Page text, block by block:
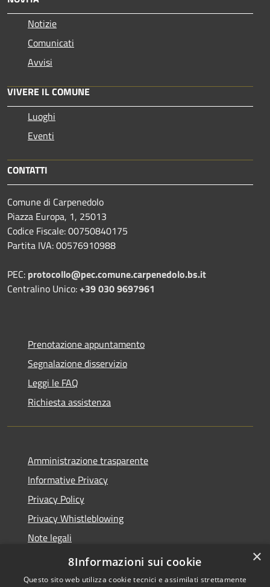
Notizie
Comunicati
Avvisi
VIVERE IL COMUNE
Luoghi
Eventi
CONTATTI
Comune di Carpenedolo
Piazza Europa, 1, 25013
Codice Fiscale: 00750840175
Partita IVA: 00576910988
PEC: protocollo@pec.comune.carpenedolo.bs.it
Centralino Unico:+39 030 9697961
Prenotazione appuntamento
Segnalazione disservizio
Leggi le FAQ
Richiesta assistenza
Amministrazione trasparente
Informative Privacy
Privacy Policy
Privacy Whistleblowing
Note legali
Dichiarazione di accessibilità
×
8Informazioni sui cookie
Questo sito web utilizza cookie tecnici e assimilati strettamente